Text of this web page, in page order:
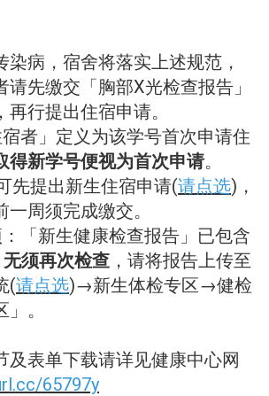
病，宿舍将落实上述规范，
先缴交「胸部X光检查报告」
行提出住宿申请。
者」定义为该学号首次申请住
得新学号便视为首次申请。
先提出新生住宿申请(请点选)，
周须完成缴交。
「新生健康检查报告」已包含
无须再次检查 ，请将报告上传至
(请点选)→新生体检专区→健检
。
表单下载请详见健康中心网
65797y